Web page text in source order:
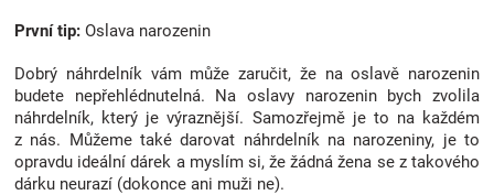
oblečení
Novinky
Značky
První tip: Oslava narozenin
Dobrý náhrdelník vám může zaručit, že na oslavě narozenin
budete nepřehlédnutelná. Na oslavy narozenin bych zvolila
náhrdelník, který je výraznější. Samozřejmě je to na každém
z nás. Můžeme také darovat náhrdelník na narozeniny, je to
opravdu ideální dárek a myslím si, že žádná žena se z takového
dárku neurazí (dokonce ani muži ne).